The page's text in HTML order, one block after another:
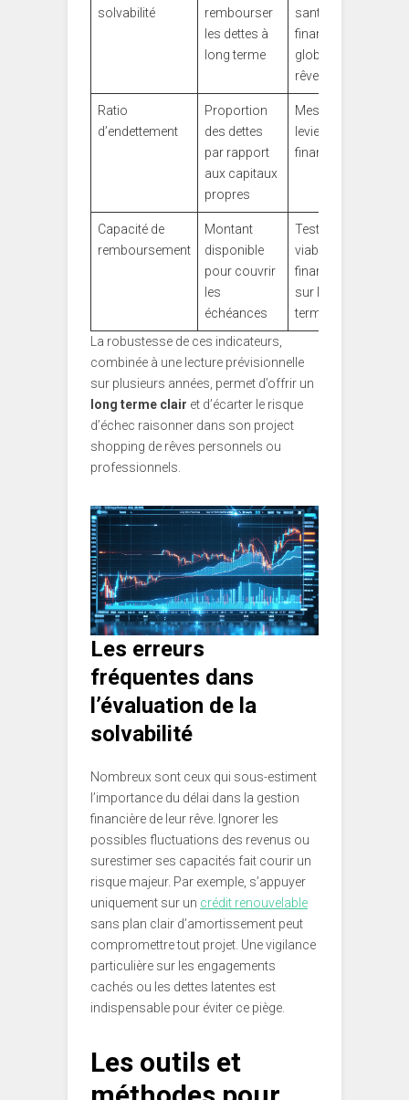
solvabilité
rembourser
les dettes à
long terme
santé
financière
globale du
rêve
Ratio
d’endettement
Proportion
des dettes
par rapport
aux capitaux
propres
Mesurer le
levier
financier
Capacité de
remboursement
Montant
disponible
pour couvrir
les
échéances
Tester la
viabilité du
financement
sur le long
terme
La robustesse de ces indicateurs,
combinée à une lecture prévisionnelle
sur plusieurs années, permet d’offrir un
long terme clair et d’écarter le risque
d’échec raisonner dans son project
shopping de rêves personnels ou
professionnels.
Les erreurs
fréquentes dans
l’évaluation de la
solvabilité
Nombreux sont ceux qui sous-estiment
l’importance du délai dans la gestion
financière de leur rêve. Ignorer les
possibles fluctuations des revenus ou
surestimer ses capacités fait courir un
risque majeur. Par exemple, s’appuyer
uniquement sur un crédit renouvelable
sans plan clair d’amortissement peut
compromettre tout projet. Une vigilance
particulière sur les engagements
cachés ou les dettes latentes est
indispensable pour éviter ce piège.
Les outils et